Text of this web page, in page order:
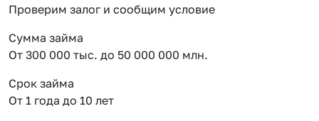
Проверим залог и сообщим условие
Сумма займа
От 300 000 тыс. до 50 000 000 млн.
Срок займа
От 1 года до 10 лет